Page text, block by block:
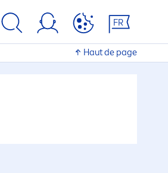
FR
Haut de page